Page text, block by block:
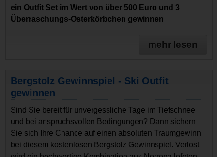
ein Outfit Set im Wert von über 500 Euro und 3
Überraschungs-Osterkörbchen gewinnen
mehr lesen
Bergstolz Gewinnspiel - Ski Outfit
gewinnen
Sind Sie bereit für unvergessliche Tage im Tiefschnee
und bei anspruchsvollen Bedingungen? Dann sichern
Sie sich Ihre Chance auf einen absoluten Traumgewinn
bei diesem kostenlosen Bergstolz Gewinnspiel. Verlost